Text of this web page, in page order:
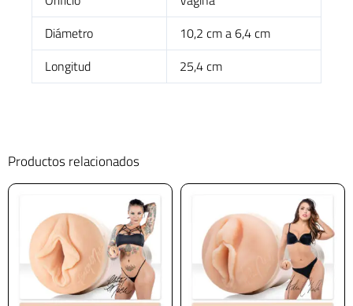
Diámetro
10,2 cm a 6,4 cm
Longitud
25,4 cm
Productos relacionados